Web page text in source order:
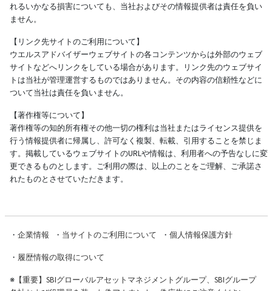
れるいかなる損害についても、当社およびその情報提供者は責任を負い
ません。
【リンク先サイトのご利用について】
ウエルスアドバイザーウェブサイトの各コンテンツからは外部のウェブ
サイトなどへリンクをしている場合があります。リンク先のウェブサイ
トは当社が管理運営するものではありません。その内容の信頼性などに
ついて当社は責任を負いません。
【著作権等について】
著作権等の知的所有権その他一切の権利は当社またはライセンス提供を
行う情報提供者に帰属し、許可なく複製、転載、引用することを禁じま
す。掲載しているウェブサイトのURLや情報は、利用者への予告なしに変
更できるものとします。ご利用の際は、以上のことをご理解、ご承諾さ
れたものとさせていただきます。
・ 企業情報 ・ 当サイトのご利用について ・ 個人情報保護方針
・ 履歴情報の取得について
※【重要】SBIグローバルアセットマネジメントグループ、SBIグループ